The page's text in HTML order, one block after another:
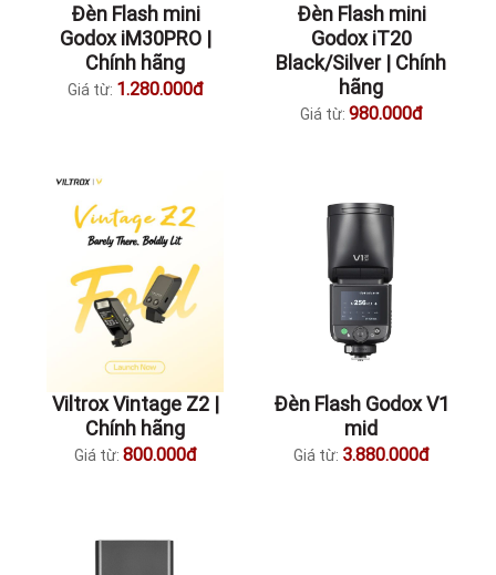
Đèn Flash mini
Godox iM30PRO |
Chính hãng
Giá từ: 1.280.000đ
Đèn Flash mini
Godox iT20
Black/Silver | Chính
hãng
Giá từ: 980.000đ
Viltrox Vintage Z2 |
Chính hãng
Giá từ: 800.000đ
Đèn Flash Godox V1
mid
Giá từ: 3.880.000đ